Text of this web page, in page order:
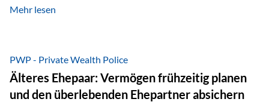
Vienna-Life eine interessante Lösung. Es ermöglicht,
Ausgangssituation Stellen Sie sich folgende Familie vor: Die
Großeltern haben über viele Jahre Vermögen aufgebaut. Ihr
Wunsch ist es, dieses Vermögen nicht nur den eigenen
Kindern, sondern langfristig auch den Enkeln zukommen zu…
Mehr lesen
PWP - Private Wealth Police
Älteres Ehepaar: Vermögen frühzeitig planen
und den überlebenden Ehepartner absichern